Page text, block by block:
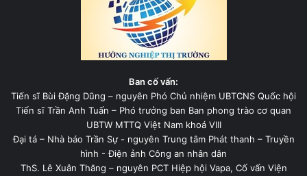
Ban cố vấn:
Tiến sĩ Bùi Đặng Dũng – nguyên Phó Chủ nhiệm UBTCNS Quốc hội
Tiến sĩ Trần Anh Tuấn – Phó trưởng ban Ban phong trào cơ quan
UBTW MTTQ Việt Nam khoá VIII
Đại tá – Nhà báo Trần Sự - nguyên Trung tâm Phát thanh – Truyền
hình - Điện ảnh Công an nhân dân
ThS. Lê Xuân Thăng – nguyên PCT Hiệp hội Vapa, Cố vấn Viện